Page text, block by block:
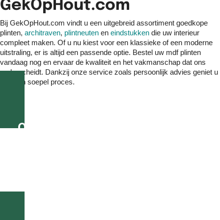
GekOpHout.com
Bij GekOpHout.com vindt u een uitgebreid assortiment goedkope
plinten, architraven, plintneuten en eindstukken die uw interieur
compleet maken. Of u nu kiest voor een klassieke of een moderne
uitstraling, er is altijd een passende optie. Bestel uw mdf plinten
vandaag nog en ervaar de kwaliteit en het vakmanschap dat ons
onderscheidt. Dankzij onze service zoals persoonlijk advies geniet u
van een soepel proces.
Op werkdagen voor 16.00 uur